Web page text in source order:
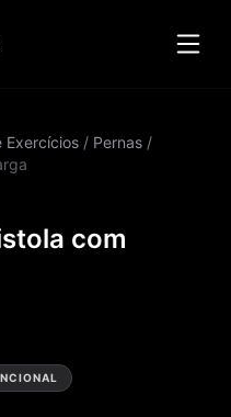
Exercícios / Pernas /
com